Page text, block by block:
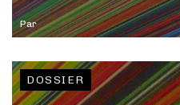
Par
DOSSIER